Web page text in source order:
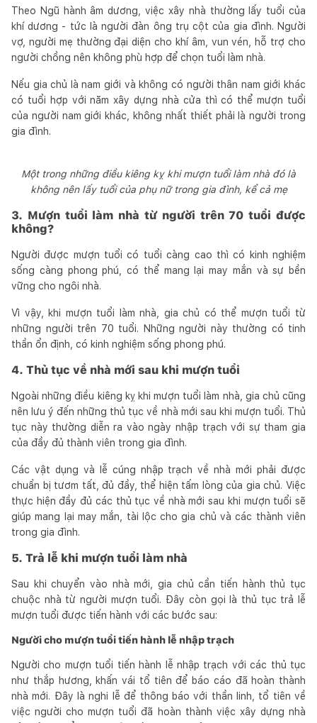
Theo Ngũ hành âm dương, việc xây nhà thường lấy tuổi của
khí dương - tức là người đàn ông trụ cột của gia đình. Người
vợ, người mẹ thường đại diện cho khí âm, vun vén, hỗ trợ cho
người chồng nên không phù hợp để chọn tuổi làm nhà.
Nếu gia chủ là nam giới và không có người thân nam giới khác
có tuổi hợp với năm xây dựng nhà cửa thì có thể mượn tuổi
của người nam giới khác, không nhất thiết phải là người trong
gia đình.
Một trong những điều kiêng kỵ khi mượn tuổi làm nhà đó là
không nên lấy tuổi của phụ nữ trong gia đình, kể cả mẹ
3. Mượn tuổi làm nhà từ người trên 70 tuổi được
không?
Người được mượn tuổi có tuổi càng cao thì có kinh nghiệm
sống càng phong phú, có thể mang lại may mắn và sự bền
vững cho ngôi nhà.
Vì vậy, khi mượn tuổi làm nhà, gia chủ có thể mượn tuổi từ
những người trên 70 tuổi. Những người này thường có tinh
thần ổn định, có kinh nghiệm sống phong phú.
4. Thủ tục về nhà mới sau khi mượn tuổi
Ngoài những điều kiêng kỵ khi mượn tuổi làm nhà, gia chủ cũng
nên lưu ý đến những thủ tục về nhà mới sau khi mượn tuổi. Thủ
tục này thường diễn ra vào ngày nhập trạch với sự tham gia
của đầy đủ thành viên trong gia đình.
Các vật dụng và lễ cúng nhập trạch về nhà mới phải được
chuẩn bị tươm tất, đủ đầy, thể hiện tấm lòng của gia chủ. Việc
thực hiện đầy đủ các thủ tục về nhà mới sau khi mượn tuổi sẽ
giúp mang lại may mắn, tài lộc cho gia chủ và các thành viên
trong gia đình.
5. Trả lễ khi mượn tuổi làm nhà
Sau khi chuyển vào nhà mới, gia chủ cần tiến hành thủ tục
chuộc nhà từ người mượn tuổi. Đây còn gọi là thủ tục trả lễ
mượn tuổi được tiến hành với các bước sau:
Người cho mượn tuổi tiến hành lễ nhập trạch
Người cho mượn tuổi tiến hành lễ nhập trạch với các thủ tục
như thắp hương, khấn vái tổ tiên để báo cáo đã hoàn thành
nhà mới. Đây là nghi lễ để thông báo với thần linh, tổ tiên về
việc người cho mượn tuổi đã hoàn thành việc xây dựng nhà